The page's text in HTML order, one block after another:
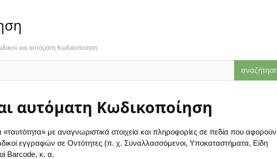
και αυτόματη Κωδικοποίηση
αυτόματη Κωδικοποίηση
«ταυτότητα» με αναγνωριστικά στοιχεία και πληροφορίες σε πεδία που αφορούν
εγγραφών σε Οντότητες (π. χ. Συναλλασσόμενοι, Υποκαταστήματα, Είδη
Barcode, κ. α.